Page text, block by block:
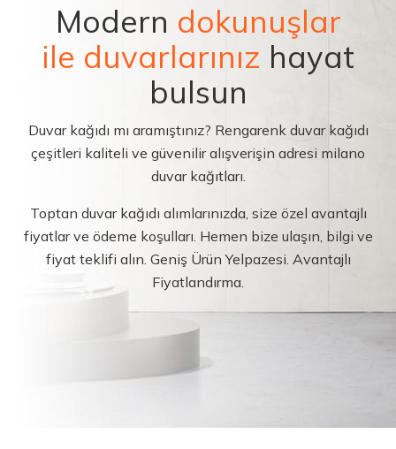
Modern dokunuşlar
ile duvarlarınız hayat
bulsun
Duvar kağıdı mı aramıştınız? Rengarenk duvar kağıdı
çeşitleri kaliteli ve güvenilir alışverişin adresi milano
duvar kağıtları.
Toptan duvar kağıdı alımlarınızda, size özel avantajlı
fiyatlar ve ödeme koşulları. Hemen bize ulaşın, bilgi ve
fiyat teklifi alın. Geniş Ürün Yelpazesi. Avantajlı
Fiyatlandırma.